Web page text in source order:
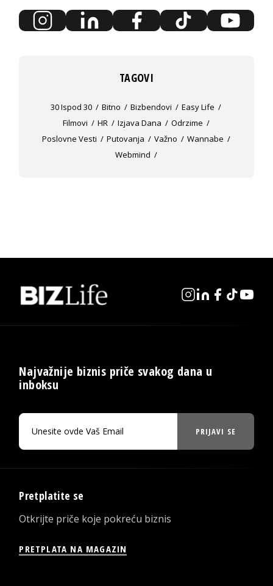
TAGOVI
30 Ispod 30 Bitno Bizbendovi
Easy Life
Filmovi
HR Izjava Dana
Odrzime
Poslovne Vesti
Putovanja Važno
Wannabe
Webmind
Najvažnije biznis priče svakog dana u
inboksu
PRIJAVI SE
Pretplatite se
Otkrijte priče koje pokreću biznis
PRETPLATA NA MAGAZIN